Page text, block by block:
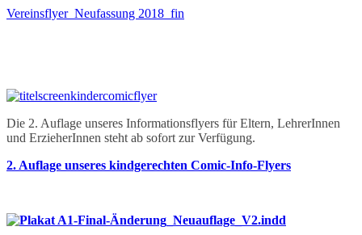
Vereinsflyer_Neufassung 2018_fin
Die 2. Auflage unseres Informationsflyers für Eltern, LehrerInnen
und ErzieherInnen steht ab sofort zur Verfügung.
2. Auflage unseres kindgerechten Comic-Info-Flyers